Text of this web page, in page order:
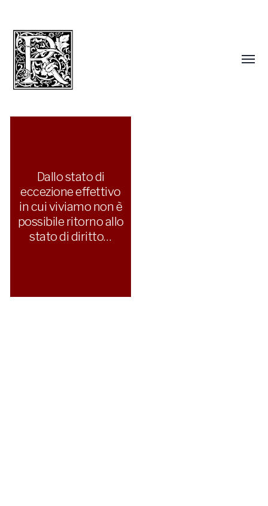
Dallo stato di
eccezione effettivo
in cui viviamo non è
possibile ritorno allo
stato di diritto…